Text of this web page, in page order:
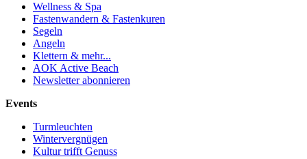
Wellness & Spa
Fastenwandern & Fastenkuren
Segeln
Angeln
Klettern & mehr...
AOK Active Beach
Newsletter abonnieren
Events
Turmleuchten
Wintervergnügen
Kultur trifft Genuss